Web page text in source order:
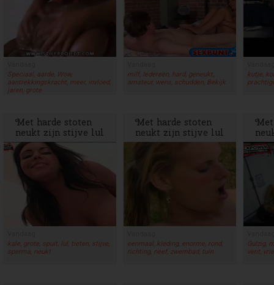
Speciaal, aarde, Wow,
aantrekkingskracht, meer, invloed,
jaren, grote
milf, Iedereen, hard, geneukt,
amateur, wens, schudden, Bekijk
kutje,
Met harde stoten
neukt zijn stijve lul
de meid met dikke
tieten
kale, grote, spuit, lul, tieten, stijve,
sperma, neukt
Met harde stoten
neukt zijn stijve lul
de meid met dikke
eenmaal, kleding, enorme, rond,
richting, neef, zwembad, tuin
de
Gulzig,
vent,